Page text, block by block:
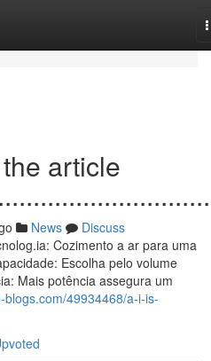
article
News
Discuss
Cozimento a ar para uma
Escolha pelo volume
Mais potência assegura um
49934468/a-i-is-